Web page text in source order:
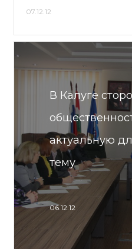
07.12.12
В Калуге
актуальную
тему
06.12.12